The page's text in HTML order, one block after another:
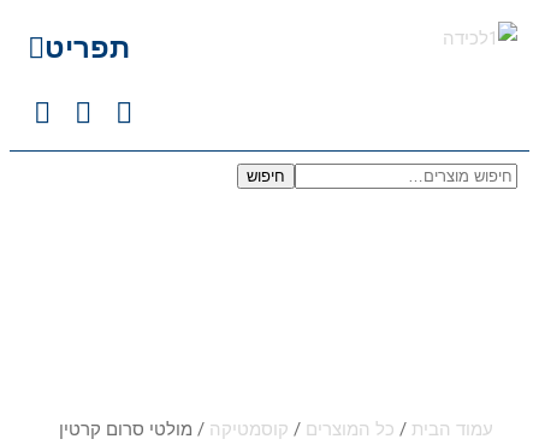
תפריט
חיפוש
עמוד הבית / כל המוצרים / קוסמטיקה / מולטי סרום קרטין